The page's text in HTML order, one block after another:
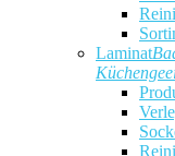
Laminat